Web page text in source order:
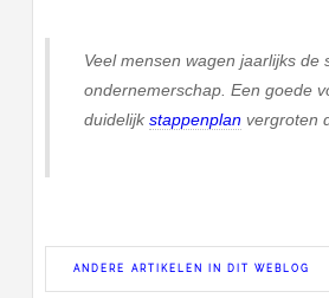
Veel mensen wagen jaarlijks de
ondernemerschap. Een goede
duidelijk stappenplan vergroten
ANDERE ARTIKELEN IN DIT WEBLOG